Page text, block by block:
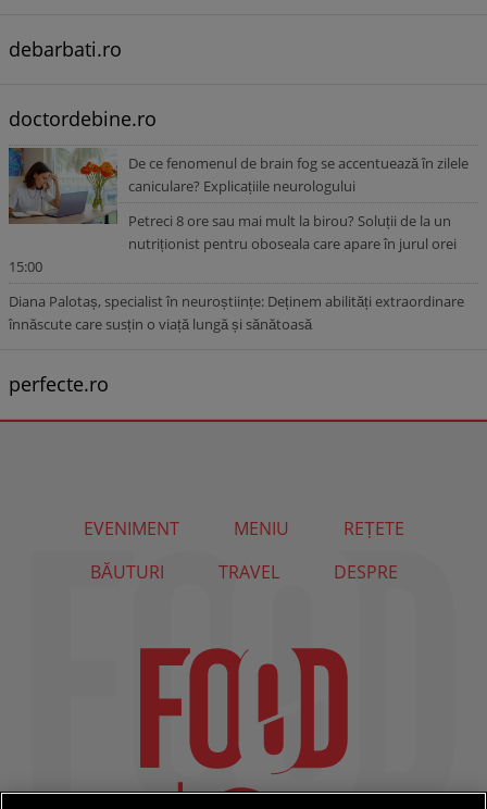
debarbati.ro
doctordebine.ro
De ce fenomenul de brain fog se accentuează în zilele
caniculare? Explicațiile neurologului
Petreci 8 ore sau mai mult la birou? Soluții de la un
nutriționist pentru oboseala care apare în jurul orei
15:00
Diana Palotaș, specialist în neuroștiințe: Deținem abilități extraordinare
înnăscute care susțin o viață lungă și sănătoasă
perfecte.ro
EVENIMENT MENIU
REȚETE
BĂUTURI
TRAVEL DESPRE